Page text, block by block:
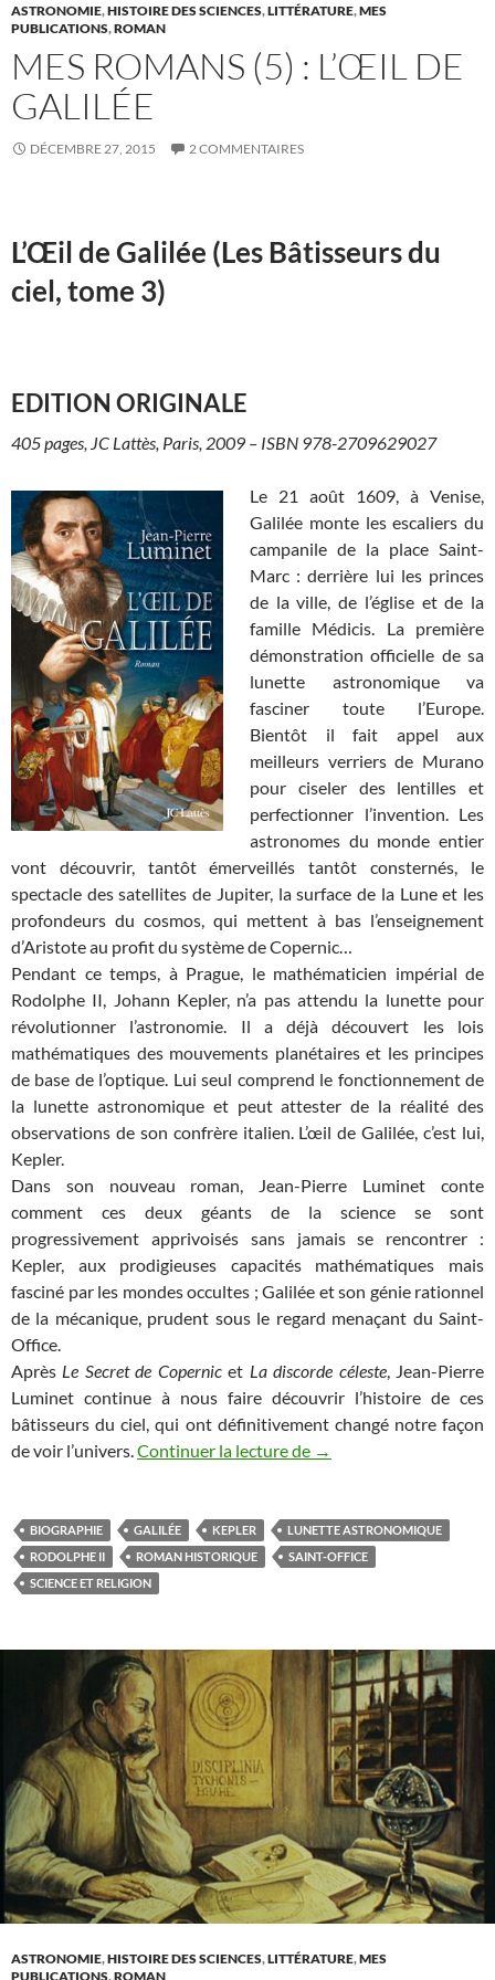
ASTRONOMIE,HISTOIRE DES SCIENCES,LITTÉRATURE,MES
PUBLICATIONS,ROMAN
MES ROMANS (5) : L’ŒIL DE
GALILÉE
DÉCEMBRE 27, 2015 2 COMMENTAIRES
L’Œil de Galilée (Les Bâtisseurs du
ciel, tome 3)
EDITION ORIGINALE
405 pages, JC Lattès, Paris, 2009 – ISBN 978-2709629027
Le 21 août 1609, à Venise,
Galilée monte les escaliers du
campanile de la place Saint-
Marc : derrière lui les princes
de la ville, de l’église et de la
famille Médicis. La première
démonstration officielle de sa
lunette astronomique va
fasciner toute l’Europe.
Bientôt il fait appel aux
meilleurs verriers de Murano
pour ciseler des lentilles et
perfectionner l’invention. Les
astronomes du monde entier
vont découvrir, tantôt émerveillés tantôt consternés, le
spectacle des satellites de Jupiter, la surface de la Lune et les
profondeurs du cosmos, qui mettent à bas l’enseignement
d’Aristote au profit du système de Copernic…
Pendant ce temps, à Prague, le mathématicien impérial de
Rodolphe II, Johann Kepler, n’a pas attendu la lunette pour
révolutionner l’astronomie. Il a déjà découvert les lois
mathématiques des mouvements planétaires et les principes
de base de l’optique. Lui seul comprend le fonctionnement de
la lunette astronomique et peut attester de la réalité des
observations de son confrère italien. L’œil de Galilée, c’est lui,
Kepler.
Dans son nouveau roman, Jean-Pierre Luminet conte
comment ces deux géants de la science se sont
progressivement apprivoisés sans jamais se rencontrer :
Kepler, aux prodigieuses capacités mathématiques mais
fasciné par les mondes occultes ; Galilée et son génie rationnel
de la mécanique, prudent sous le regard menaçant du Saint-
Office.
Après Le Secret de Copernicet La discorde céleste, Jean-Pierre
Luminet continue à nous faire découvrir l’histoire de ces
bâtisseurs du ciel, qui ont définitivement changé notre façon
de voir l’univers. Continuer la lecture de Mes romans (5) : L’Œil
→
BIOGRAPHIE GALILÉE KEPLER
LUNETTE ASTRONOMIQUE
RODOLPHE II
ROMAN HISTORIQUE
SAINT-OFFICE
SCIENCE ET RELIGION
ASTRONOMIE,HISTOIRE DES SCIENCES,LITTÉRATURE,MES
PUBLICATIONS,ROMAN